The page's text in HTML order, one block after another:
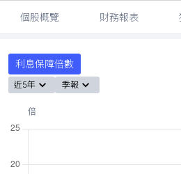
個股概覽 財務報表
利息保障倍數
近5年 季報